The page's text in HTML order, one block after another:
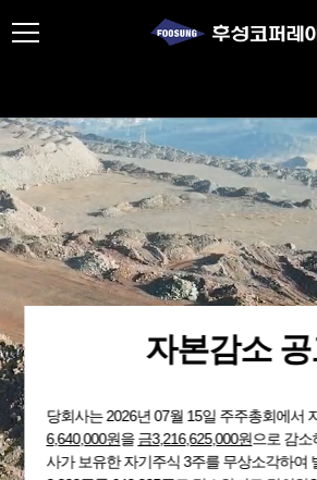
자본감소
당회사는 2026년 07월 15일 주주총회에서
6,640,000원을금3,216,625,000원으로 감소
사가 보유한 자기주식 3주를 무상소각하여